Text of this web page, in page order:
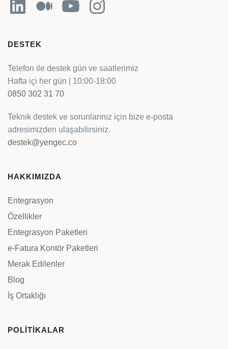
LinkedInOrta YouTubeInstagram
DESTEK
Telefon ile destek gün ve saatlerimiz
Hafta içi her gün | 10:00-18:00
0850 302 31 70
Teknik destek ve sorunlarınız için bize e-posta
adresimizden ulaşabilirsiniz.
destek@yengec.co
HAKKIMIZDA
Entegrasyon
Özellikler
Entegrasyon Paketleri
e-Fatura Kontör Paketleri
Merak Edilenler
Blog
İş Ortaklığı
POLİTİKALAR